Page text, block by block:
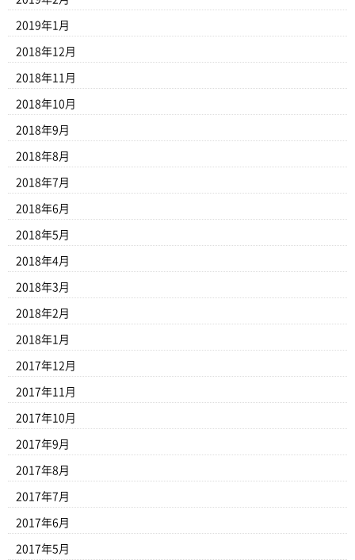
2019年1月
2018年12月
2018年11月
2018年10月
2018年9月
2018年8月
2018年7月
2018年6月
2018年5月
2018年4月
2018年3月
2018年2月
2018年1月
2017年12月
2017年11月
2017年10月
2017年9月
2017年8月
2017年7月
2017年6月
2017年5月